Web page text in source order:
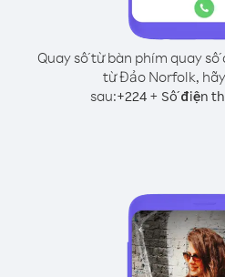
Quay số từ bàn phím quay số
từ Đảo Norfolk,
sau:+224+ Số điện